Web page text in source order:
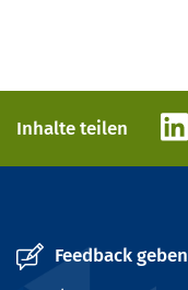
Inhalte teilen
Feedback geben